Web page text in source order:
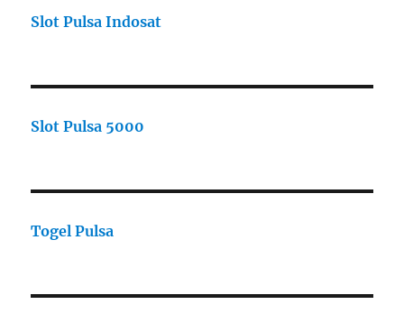
Slot Pulsa Indosat
Slot Pulsa 5000
Togel Pulsa